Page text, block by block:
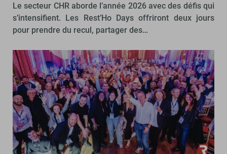
Le secteur CHR aborde l’année 2026 avec des défis qui
s’intensifient. Les Rest’Ho Days offriront deux jours
pour prendre du recul, partager des…